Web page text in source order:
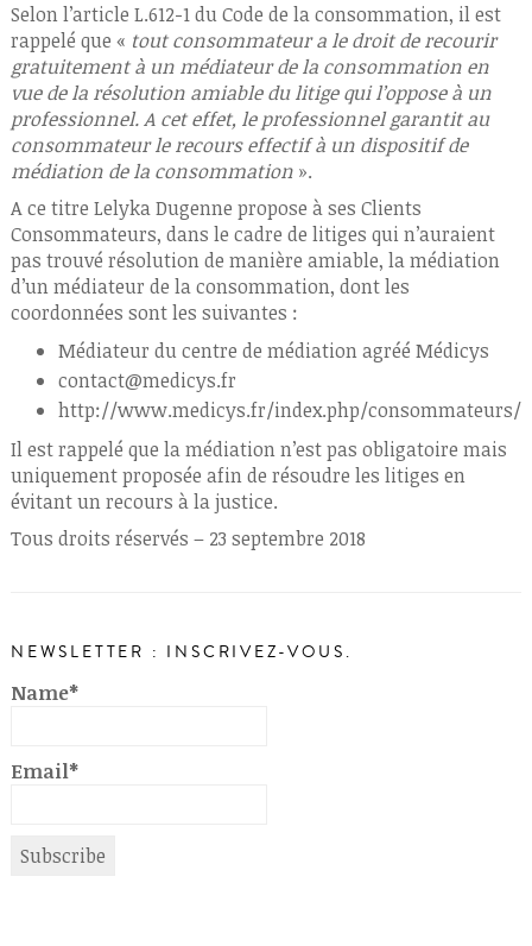
Selon l’article L.612-1 du Code de la consommation, il est
rappelé que « tout consommateur a le droit de recourir
gratuitement à un médiateur de la consommation en
vue de la résolution amiable du litige qui l’oppose à un
professionnel. A cet effet, le professionnel garantit au
consommateur le recours effectif à un dispositif de
médiation de la consommation ».
A ce titre Lelyka Dugenne propose à ses Clients
Consommateurs, dans le cadre de litiges qui n’auraient
pas trouvé résolution de manière amiable, la médiation
d’un médiateur de la consommation, dont les
coordonnées sont les suivantes :
Médiateur du centre de médiation agréé Médicys
contact@medicys.fr
http://www.medicys.fr/index.php/consommateurs/
Il est rappelé que la médiation n’est pas obligatoire mais
uniquement proposée afin de résoudre les litiges en
évitant un recours à la justice.
Tous droits réservés – 23 septembre 2018
NEWSLETTER : INSCRIVEZ-VOUS.
Name*
Email*